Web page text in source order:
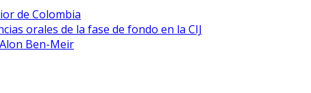
de Colombia
orales de la fase de fondo en la CIJ
Ben-Meir